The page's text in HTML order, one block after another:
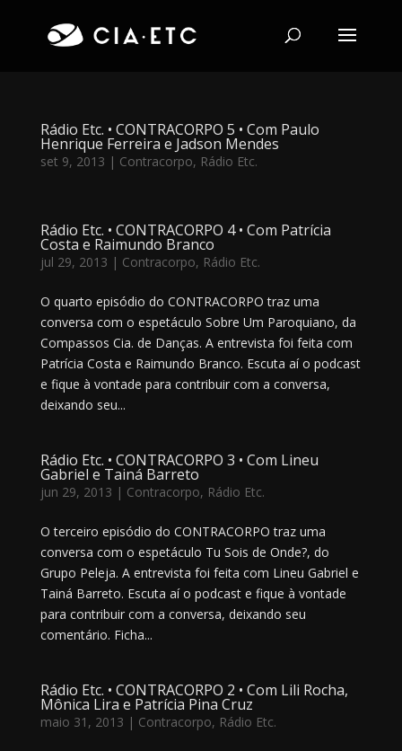
Rádio Etc. • CONTRACORPO 5 • Com Paulo
Henrique Ferreira e Jadson Mendes
set 9, 2013 | Contracorpo, Rádio Etc.
Rádio Etc. • CONTRACORPO 4 • Com Patrícia
Costa e Raimundo Branco
jul 29, 2013 | Contracorpo, Rádio Etc.
O quarto episódio do CONTRACORPO traz uma
conversa com o espetáculo Sobre Um Paroquiano, da
Compassos Cia. de Danças. A entrevista foi feita com
Patrícia Costa e Raimundo Branco. Escuta aí o podcast
e fique à vontade para contribuir com a conversa,
deixando seu...
Rádio Etc. • CONTRACORPO 3 • Com Lineu
Gabriel e Tainá Barreto
jun 29, 2013 | Contracorpo, Rádio Etc.
O terceiro episódio do CONTRACORPO traz uma
conversa com o espetáculo Tu Sois de Onde?, do
Grupo Peleja. A entrevista foi feita com Lineu Gabriel e
Tainá Barreto. Escuta aí o podcast e fique à vontade
para contribuir com a conversa, deixando seu
comentário. Ficha...
Rádio Etc. • CONTRACORPO 2 • Com Lili Rocha,
Mônica Lira e Patrícia Pina Cruz
maio 31, 2013 | Contracorpo, Rádio Etc.